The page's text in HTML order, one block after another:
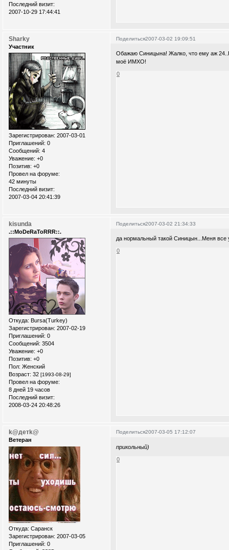
Последний визит:
2007-10-29 17:44:41
Поделиться2007-03-02 19:09:51
Sharky
Участник
Зарегистрирован: 2007-03-01
Приглашений: 0
Сообщений: 4
Уважение: +0
Позитив: +0
Провел на форуме:
42 минуты
Последний визит:
2007-03-04 20:41:39
Обажаю Синицына! Жалко, что ему аж
моё ИМХО!
0
Поделиться2007-03-02 21:34:33
kisunda
.::MoDeRaToRRR::.
Откуда: Bursa(Turkey)
Зарегистрирован: 2007-02-19
Приглашений: 0
Сообщений: 3504
Уважение: +0
Позитив: +0
Пол: Женский
Возраст: 32 [1993-08-29]
Провел на форуме:
8 дней 19 часов
Последний визит:
2008-03-24 20:48:26
да нормальный такой Синицын...Меня все
0
Поделиться2007-03-05 17:12:07
k@детk@
Ветеран
Откуда: Саранск
Зарегистрирован: 2007-03-05
Приглашений: 0
прикольный)
0